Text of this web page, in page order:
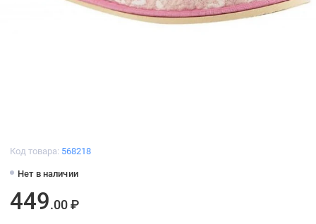
Код товара: 568218
Нет в наличии
449.00 ₽